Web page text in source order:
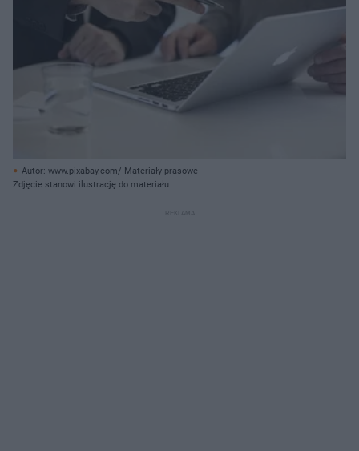
Autor: www.pixabay.com/ Materiały prasowe
Zdjęcie stanowi ilustrację do materiału